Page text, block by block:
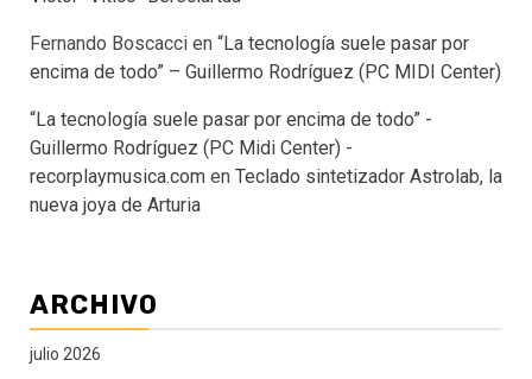
Fernando Boscacci en “La tecnología suele pasar por
encima de todo” – Guillermo Rodríguez (PC MIDI Center)
“La tecnología suele pasar por encima de todo” -
Guillermo Rodríguez (PC Midi Center) -
recorplaymusica.com en Teclado sintetizador Astrolab, la
nueva joya de Arturia
ARCHIVO
julio 2026